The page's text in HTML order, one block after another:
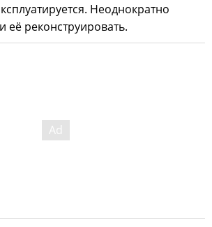
Неоднократно
её реконструировать.